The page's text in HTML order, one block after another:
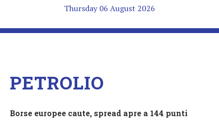
Thursday 06 August 2026
PETROLIO
Borse europee caute, spread apre a 144 punti